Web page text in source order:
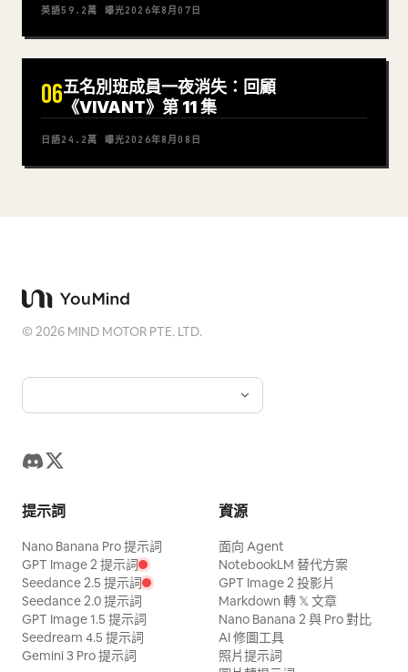
英語59.2萬 曝光2026年8月07日
06五名別班成員一夜消失：回顧
《VIVANT》第 11 集
日語24.2萬 曝光2026年8月08日
©2026 MIND MOTOR PTE. LTD.
提示詞
Nano Banana Pro 提示詞
GPT Image 2 提示詞
Seedance 2.5 提示詞
Seedance 2.0 提示詞
GPT Image 1.5 提示詞
Seedream 4.5 提示詞
Gemini 3 Pro 提示詞
資源
面向 Agent
NotebookLM 替代方案
GPT Image 2 投影片
Markdown 轉 𝕏 文章
Nano Banana 2 與 Pro 對比
AI 修圖工具
照片提示詞